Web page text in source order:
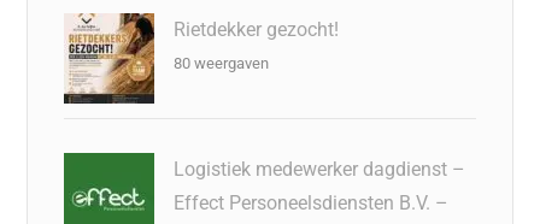
Rietdekker gezocht!
80 weergaven
Logistiek medewerker dagdienst –
Effect Personeelsdiensten B.V. –